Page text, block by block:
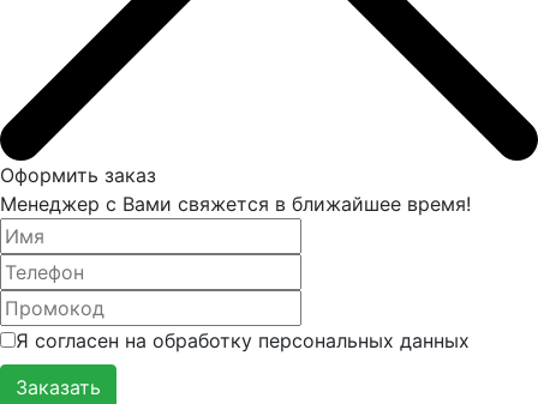
Оформить заказ
Менеджер с Вами свяжется в ближайшее время!
Я согласен на обработку персональных данных
Заказать